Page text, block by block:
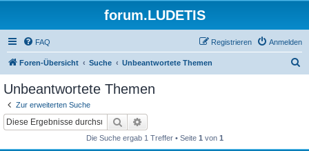
forum.LUDETIS
FAQ Anmelden
Registrieren
Foren-Übersicht Suche Unbeantwortete Themen
Unbeantwortete Themen
Zur erweiterten Suche
Suche
Die Suche ergab 1 Treffer • Seite 1 von 1